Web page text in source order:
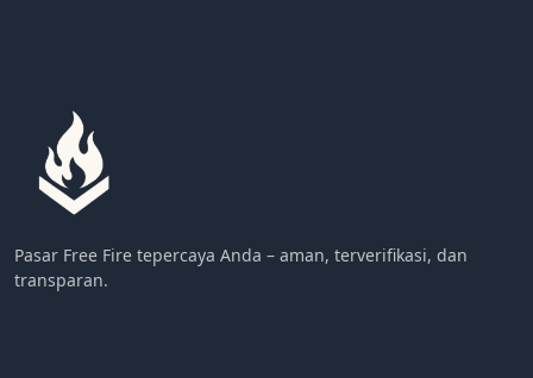
Pasar Free Fire tepercaya Anda – aman, terverifikasi, dan
transparan.